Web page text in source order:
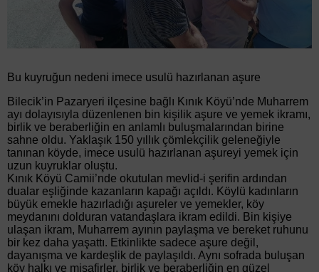
Bu kuyruğun nedeni imece usulü hazırlanan aşure
Bilecik’in Pazaryeri ilçesine bağlı Kınık Köyü’nde Muharrem
ayı dolayısıyla düzenlenen bin kişilik aşure ve yemek ikramı,
birlik ve beraberliğin en anlamlı buluşmalarından birine
sahne oldu. Yaklaşık 150 yıllık çömlekçilik geleneğiyle
tanınan köyde, imece usulü hazırlanan aşureyi yemek için
uzun kuyruklar oluştu.
Kınık Köyü Camii’nde okutulan mevlid-i şerifin ardından
dualar eşliğinde kazanların kapağı açıldı. Köylü kadınların
büyük emekle hazırladığı aşureler ve yemekler, köy
meydanını dolduran vatandaşlara ikram edildi. Bin kişiye
ulaşan ikram, Muharrem ayının paylaşma ve bereket ruhunu
bir kez daha yaşattı. Etkinlikte sadece aşure değil,
dayanışma ve kardeşlik de paylaşıldı. Aynı sofrada buluşan
köy halkı ve misafirler, birlik ve beraberliğin en güzel